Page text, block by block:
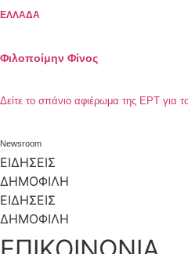
ΕΛΛΑΔΑ
Φιλοποίμην Φίνος
Δείτε το σπάνιο αφιέρωμα της ΕΡΤ για
Newsroom
ΕΙΔΗΣΕΙΣ
ΔΗΜΟΦΙΛΗ
ΕΙΔΗΣΕΙΣ
ΔΗΜΟΦΙΛΗ